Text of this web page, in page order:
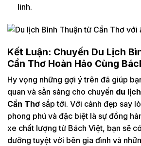
linh.
Kết Luận: Chuyến Du Lịch
Cần Thơ Hoàn Hảo Cùng
Hy vọng những gợi ý trên đã giúp
quan và sẵn sàng cho chuyến du
Cần Thơ sắp tới. Với cảnh đẹp say
phong phú và đặc biệt là sự đồng
xe chất lượng từ Bách Việt, bạn sẽ
dưỡng tuyệt vời bên gia đình và